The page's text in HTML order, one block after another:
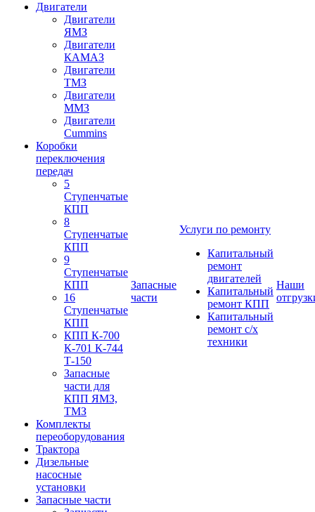
Двигатели
Двигатели
ЯМЗ
Двигатели
КАМАЗ
Двигатели
ТМЗ
Двигатели
ММЗ
Двигатели
Cummins
Коробки
переключения
передач
5
Ступенчатые
КПП
8
Ступенчатые
КПП
9
Ступенчатые
КПП
16
Ступенчатые
КПП
КПП К-700
К-701 К-744
Т-150
Запасные
части для
КПП ЯМЗ,
ТМЗ
Комплекты
переоборудования
Трактора
Дизельные
насосные
установки
Запасные части
Запасные
части
Услуги по ремонту
Капитальный
ремонт
двигателей
Капитальный
ремонт КПП
Капитальный
ремонт с/х
техники
Наши